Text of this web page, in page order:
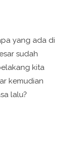
yang ada di
sudah
kita
kemudian
lalu?